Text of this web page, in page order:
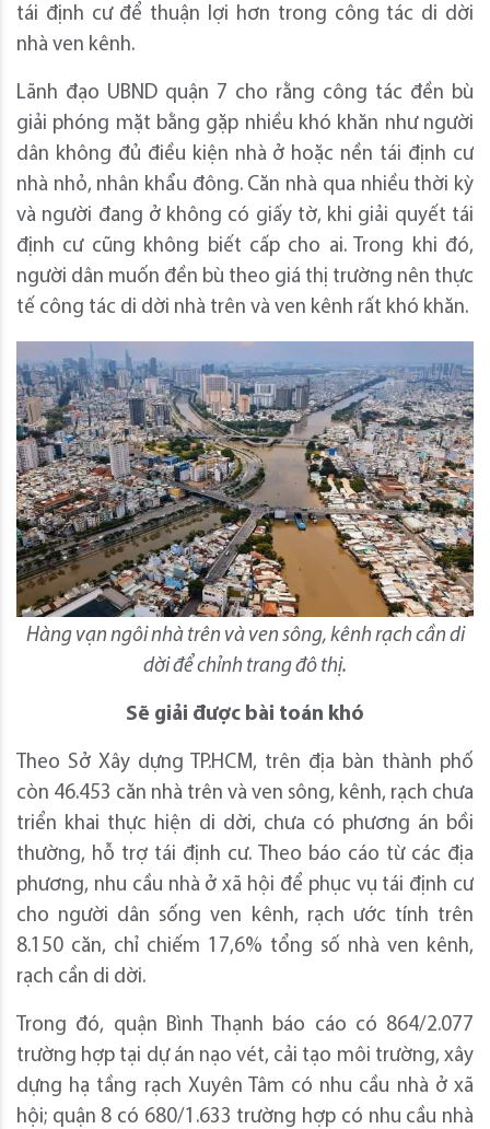
tái định cư để thuận lợi hơn trong công tác di dời
nhà ven kênh.
Lãnh đạo UBND quận 7 cho rằng công tác đền bù
giải phóng mặt bằng gặp nhiều khó khăn như người
dân không đủ điều kiện nhà ở hoặc nền tái định cư
nhà nhỏ, nhân khẩu đông. Căn nhà qua nhiều thời kỳ
và người đang ở không có giấy tờ, khi giải quyết tái
định cư cũng không biết cấp cho ai. Trong khi đó,
người dân muốn đền bù theo giá thị trường nên thực
tế công tác di dời nhà trên và ven kênh rất khó khăn.
Hàng vạn ngôi nhà trên và ven sông, kênh rạch cần di
dời để chỉnh trang đô thị.
Sẽ giải được bài toán khó
Theo Sở Xây dựng TP.HCM, trên địa bàn thành phố
còn 46.453 căn nhà trên và ven sông, kênh, rạch chưa
triển khai thực hiện di dời, chưa có phương án bồi
thường, hỗ trợ tái định cư. Theo báo cáo từ các địa
phương, nhu cầu nhà ở xã hội để phục vụ tái định cư
cho người dân sống ven kênh, rạch ước tính trên
8.150 căn, chỉ chiếm 17,6% tổng số nhà ven kênh,
rạch cần di dời.
Trong đó, quận Bình Thạnh báo cáo có 864/2.077
trường hợp tại dự án nạo vét, cải tạo môi trường, xây
dựng hạ tầng rạch Xuyên Tâm có nhu cầu nhà ở xã
hội; quận 8 có 680/1.633 trường hợp có nhu cầu nhà